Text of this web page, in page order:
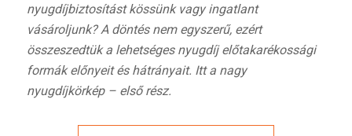
nyugdíjbiztosítást kössünk vagy ingatlant
vásároljunk? A döntés nem egyszerű, ezért
összeszedtük a lehetséges nyugdíj előtakarékossági
formák előnyeit és hátrányait. Itt a nagy
nyugdíjkörkép – első rész.